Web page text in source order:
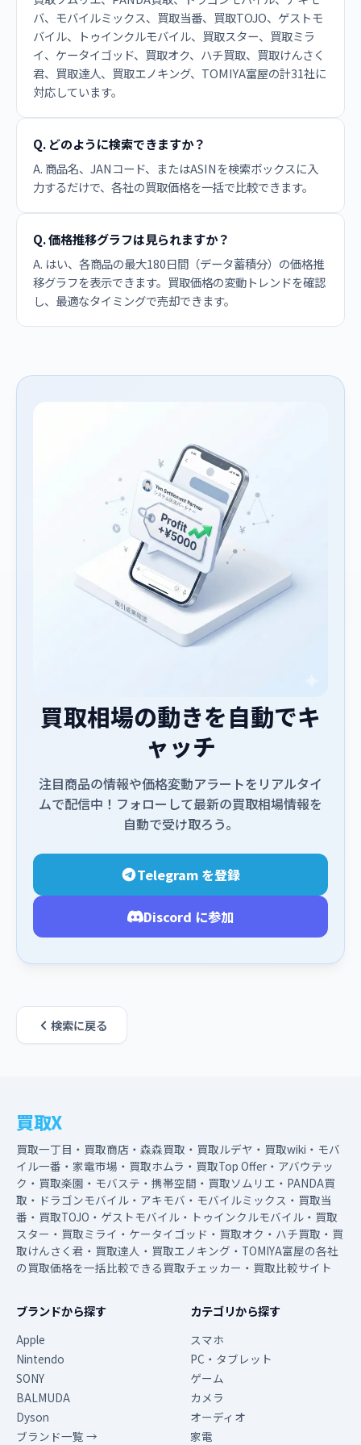
バ、モバイルミックス、買取当番、買取TOJO、ゲストモ
バイル、トゥインクルモバイル、買取スター、買取ミラ
イ、ケータイゴッド、買取オク、ハチ買取、買取けんさく
君、買取達人、買取エノキング、TOMIYA富屋の計31社に
対応しています。
Q. どのように検索できますか？
A. 商品名、JANコード、またはASINを検索ボックスに入
力するだけで、各社の買取価格を一括で比較できます。
Q. 価格推移グラフは見られますか？
A. はい、各商品の最大180日間（データ蓄積分）の価格推
移グラフを表示できます。買取価格の変動トレンドを確認
し、最適なタイミングで売却できます。
買取相場の動きを自動でキ
ャッチ
注目商品の情報や価格変動アラートをリアルタイ
ムで配信中！フォローして最新の買取相場情報を
自動で受け取ろう。
Telegram を登録
Discord に参加
検索に戻る
買取X
買取一丁目・買取商店・森森買取・買取ルデヤ・買取wiki・モバ
イル一番・家電市場・買取ホムラ・買取Top Offer・アバウテッ
ク・買取楽園・モバステ・携帯空間・買取ソムリエ・PANDA買
取・ドラゴンモバイル・アキモバ・モバイルミックス・買取当
番・買取TOJO・ゲストモバイル・トゥインクルモバイル・買取
スター・買取ミライ・ケータイゴッド・買取オク・ハチ買取・買
取けんさく君・買取達人・買取エノキング・TOMIYA富屋の各社
の買取価格を一括比較できる買取チェッカー・買取比較サイト
ブランドから探す
Apple
Nintendo
SONY
BALMUDA
Dyson
ブランド一覧 →
カテゴリから探す
スマホ
PC・タブレット
ゲーム
カメラ
オーディオ
家電